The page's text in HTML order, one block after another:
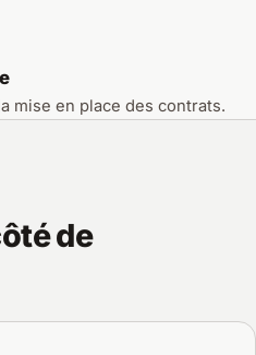
mise en place des contrats.
de